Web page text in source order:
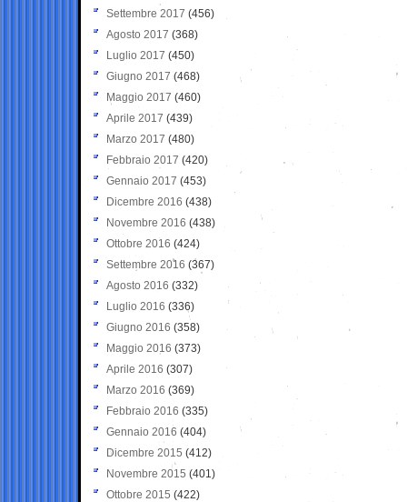
Settembre 2017 (456)
Agosto 2017 (368)
Luglio 2017 (450)
Giugno 2017 (468)
Maggio 2017 (460)
Aprile 2017 (439)
Marzo 2017 (480)
Febbraio 2017 (420)
Gennaio 2017 (453)
Dicembre 2016 (438)
Novembre 2016 (438)
Ottobre 2016 (424)
Settembre 2016 (367)
Agosto 2016 (332)
Luglio 2016 (336)
Giugno 2016 (358)
Maggio 2016 (373)
Aprile 2016 (307)
Marzo 2016 (369)
Febbraio 2016 (335)
Gennaio 2016 (404)
Dicembre 2015 (412)
Novembre 2015 (401)
Ottobre 2015 (422)